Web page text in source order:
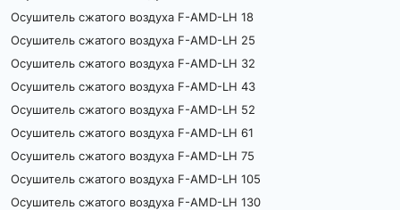
Осушитель сжатого воздуха F-AMD-LH 18
Осушитель сжатого воздуха F-AMD-LH 25
Осушитель сжатого воздуха F-AMD-LH 32
Осушитель сжатого воздуха F-AMD-LH 43
Осушитель сжатого воздуха F-AMD-LH 52
Осушитель сжатого воздуха F-AMD-LH 61
Осушитель сжатого воздуха F-AMD-LH 75
Осушитель сжатого воздуха F-AMD-LH 105
Осушитель сжатого воздуха F-AMD-LH 130